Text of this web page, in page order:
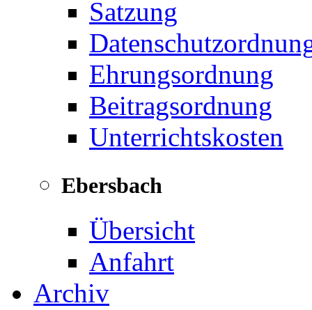
Satzung
Ehrungsordnung
Beitragsordnung
Unterrichtskosten
Ebersbach
Übersicht
Anfahrt
Archiv